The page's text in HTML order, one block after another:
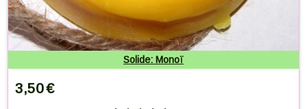
Solide: Monoï
3,50€